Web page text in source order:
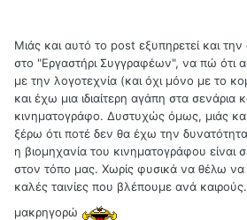
Μιάς και αυτό το post εξυπηρετεί και
στο "Εργαστήρι Συγγραφέων", να πώ ότι
με την λογοτεχνία (και όχι μόνο με το
και έχω μια ιδιαίτερη αγάπη στα
κινηματογράφο. Δυστυχώς όμως, μιάς
ξέρω ότι ποτέ δεν θα έχω την
η βιομηχανία του κινηματογράφου είναι
στον τόπο μας. Χωρίς φυσικά να θέλω να
καλές ταινίες που βλέπουμε ανά
μακρηγορώ